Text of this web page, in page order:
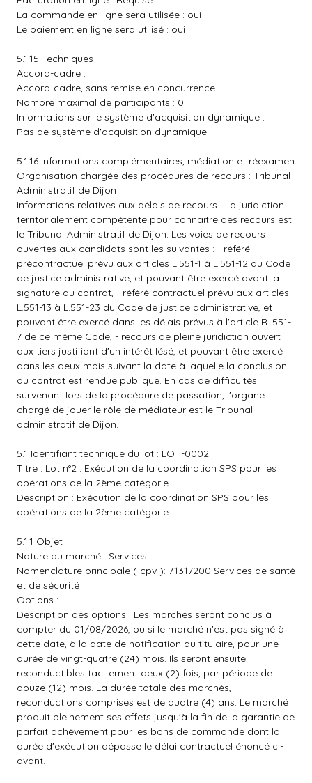
La commande en ligne sera utilisée : oui
Le paiement en ligne sera utilisé : oui
5.1.15 Techniques
Accord-cadre :
Accord-cadre, sans remise en concurrence
Nombre maximal de participants : 0
Informations sur le système d'acquisition dynamique :
Pas de système d'acquisition dynamique
5.1.16 Informations complémentaires, médiation et réexamen
Organisation chargée des procédures de recours : Tribunal
Administratif de Dijon
Informations relatives aux délais de recours : La juridiction
territorialement compétente pour connaitre des recours est
le Tribunal Administratif de Dijon. Les voies de recours
ouvertes aux candidats sont les suivantes : - référé
précontractuel prévu aux articles L.551-1 à L.551-12 du Code
de justice administrative, et pouvant être exercé avant la
signature du contrat, - référé contractuel prévu aux articles
L.551-13 à L.551-23 du Code de justice administrative, et
pouvant être exercé dans les délais prévus à l'article R. 551-
7 de ce même Code, - recours de pleine juridiction ouvert
aux tiers justifiant d'un intérêt lésé, et pouvant être exercé
dans les deux mois suivant la date à laquelle la conclusion
du contrat est rendue publique. En cas de difficultés
survenant lors de la procédure de passation, l'organe
chargé de jouer le rôle de médiateur est le Tribunal
administratif de Dijon.
5.1 Identifiant technique du lot : LOT-0002
Titre : Lot n°2 : Exécution de la coordination SPS pour les
opérations de la 2ème catégorie
Description : Exécution de la coordination SPS pour les
opérations de la 2ème catégorie
5.1.1 Objet
Nature du marché : Services
Nomenclature principale ( cpv ): 71317200 Services de santé
et de sécurité
Options :
Description des options : Les marchés seront conclus à
compter du 01/08/2026, ou si le marché n'est pas signé à
cette date, à la date de notification au titulaire, pour une
durée de vingt-quatre (24) mois. Ils seront ensuite
reconductibles tacitement deux (2) fois, par période de
douze (12) mois. La durée totale des marchés,
reconductions comprises est de quatre (4) ans. Le marché
produit pleinement ses effets jusqu'à la fin de la garantie de
parfait achèvement pour les bons de commande dont la
durée d'exécution dépasse le délai contractuel énoncé ci-
avant.